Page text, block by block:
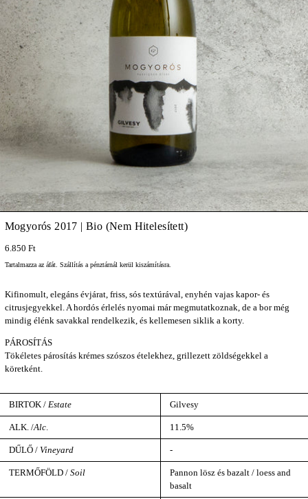
Mogyorós 2017 | Bio (Nem Hitelesített)
6.850 Ft
Tartalmazza az áfát. Szállítása pénztárnál kerül kiszámításra.
Kifinomult, elegáns évjárat, friss, sós textúrával, enyhén vajas kapor- és
citrusjegyekkel. A hordós érlelés nyomai már megmutatkoznak, de a bor még
mindig élénk savakkal rendelkezik, és kellemesen siklik a korty.
PÁROSÍTÁS
Tökéletes párosítás krémes szószos ételekhez, grillezett zöldségekkel a
köretként.
BIRTOK / Estate Gilvesy
ALK. /Alc. 11.5%
DŰLŐ / Vineyard -
TERMŐFÖLD / Soil
Pannon lösz és bazalt / loess and
basalt